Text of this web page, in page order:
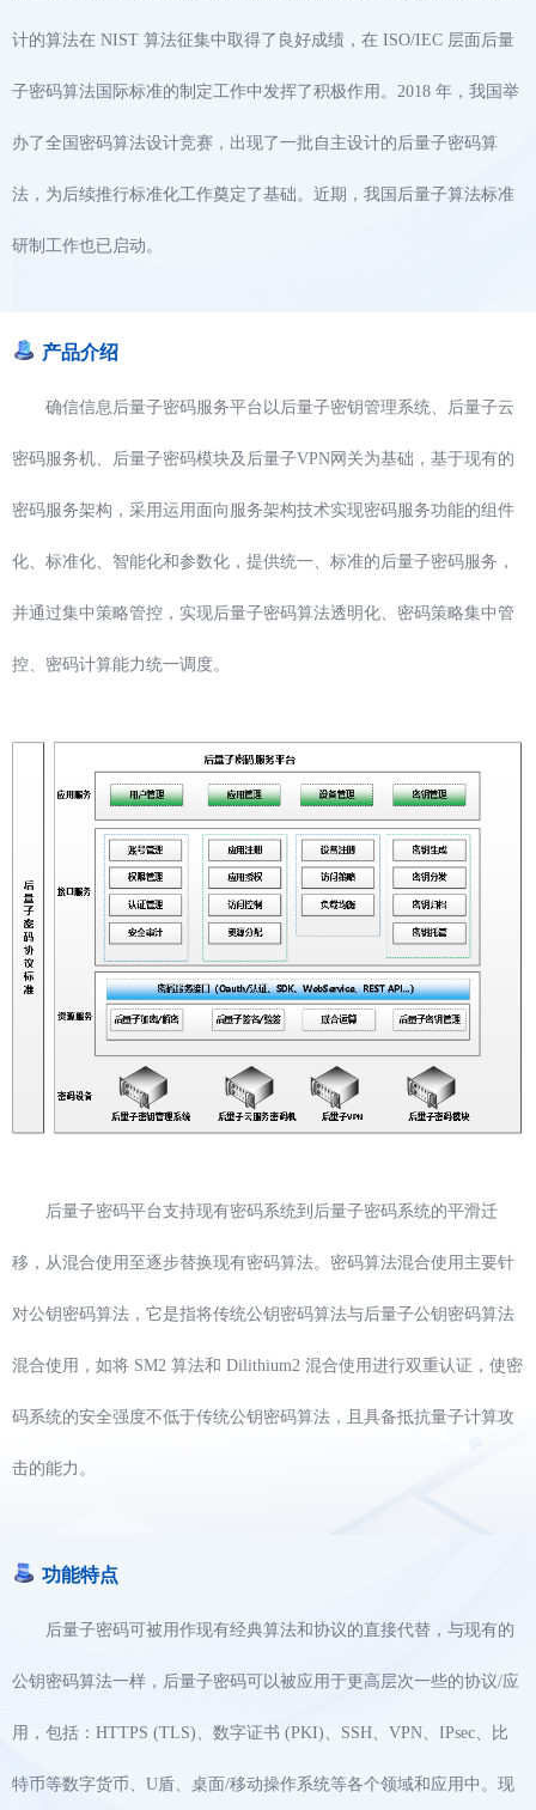
计的算法在 NIST 算法征集中取得了良好成绩，在 ISO/IEC 层面后量
子密码算法国际标准的制定工作中发挥了积极作用。2018 年，我国举
办了全国密码算法设计竞赛，出现了一批自主设计的后量子密码算
法，为后续推行标准化工作奠定了基础。近期，我国后量子算法标准
研制工作也已启动。
产品介绍
确信信息后量子密码服务平台以后量子密钥管理系统、后量子云
密码服务机、后量子密码模块及后量子VPN网关为基础，基于现有的
密码服务架构，采用运用面向服务架构技术实现密码服务功能的组件
化、标准化、智能化和参数化，提供统一、标准的后量子密码服务，
并通过集中策略管控，实现后量子密码算法透明化、密码策略集中管
控、密码计算能力统一调度。
后量子密码平台支持现有密码系统到后量子密码系统的平滑迁
移，从混合使用至逐步替换现有密码算法。密码算法混合使用主要针
对公钥密码算法，它是指将传统公钥密码算法与后量子公钥密码算法
混合使用，如将 SM2 算法和 Dilithium2 混合使用进行双重认证，使密
码系统的安全强度不低于传统公钥密码算法，且具备抵抗量子计算攻
击的能力。
功能特点
后量子密码可被⽤作现有经典算法和协议的直接代替，与现有的
公钥密码算法一样，后量子密码可以被应用于更高层次一些的协议/应
用，包括：HTTPS (TLS)、数字证书 (PKI)、SSH、VPN、IPsec、比
特币等数字货币、U盾、桌面/移动操作系统等各个领域和应用中。现